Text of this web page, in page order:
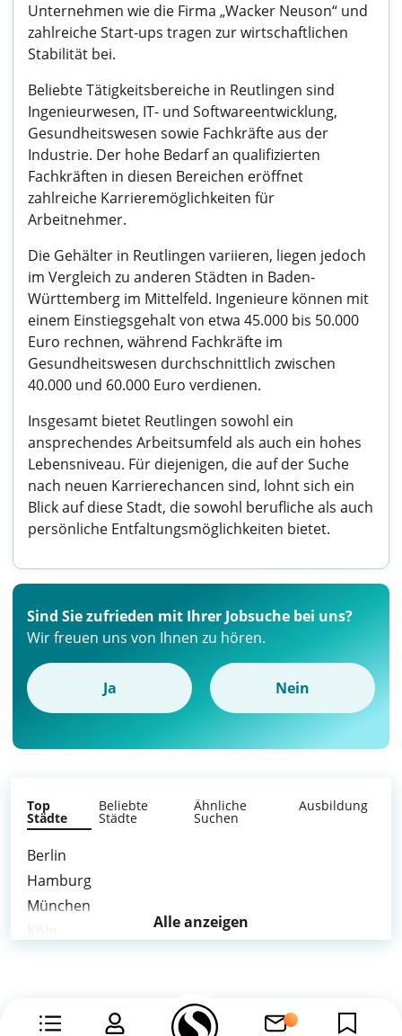
Unternehmen wie die Firma „Wacker Neuson“ und
zahlreiche Start-ups tragen zur wirtschaftlichen
Stabilität bei.
Beliebte Tätigkeitsbereiche in Reutlingen sind
Ingenieurwesen, IT- und Softwareentwicklung,
Gesundheitswesen sowie Fachkräfte aus der
Industrie. Der hohe Bedarf an qualifizierten
Fachkräften in diesen Bereichen eröffnet
zahlreiche Karrieremöglichkeiten für
Arbeitnehmer.
Die Gehälter in Reutlingen variieren, liegen jedoch
im Vergleich zu anderen Städten in Baden-
Württemberg im Mittelfeld. Ingenieure können mit
einem Einstiegsgehalt von etwa 45.000 bis 50.000
Euro rechnen, während Fachkräfte im
Gesundheitswesen durchschnittlich zwischen
40.000 und 60.000 Euro verdienen.
Insgesamt bietet Reutlingen sowohl ein
ansprechendes Arbeitsumfeld als auch ein hohes
Lebensniveau. Für diejenigen, die auf der Suche
nach neuen Karrierechancen sind, lohnt sich ein
Blick auf diese Stadt, die sowohl berufliche als auch
persönliche Entfaltungsmöglichkeiten bietet.
Sind Sie zufrieden mit Ihrer Jobsuche bei uns?
Wir freuen uns von Ihnen zu hören.
Ja Nein
Top
Städte
Beliebte
Städte
Ähnliche
Suchen
Ausbildung
Berlin
Hamburg
München
Leipzig
Alle anzeigen